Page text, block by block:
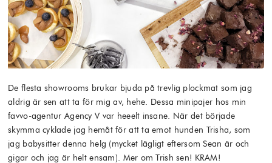
De flesta showrooms brukar bjuda på trevlig plockmat som jag
aldrig är sen att ta för mig av, hehe. Dessa minipajer hos min
favvo-agentur Agency V var heeelt insane. När det började
skymma cyklade jag hemåt för att ta emot hunden Trisha, som
jag babysitter denna helg (mycket lägligt eftersom Sean är och
gigar och jag är helt ensam). Mer om Trish sen! KRAM!